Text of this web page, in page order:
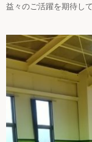
益々のご活躍を期待し